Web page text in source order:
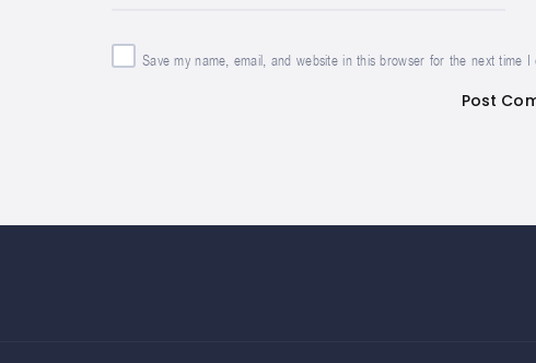
Save my name, email, and website in this browser for the next time I